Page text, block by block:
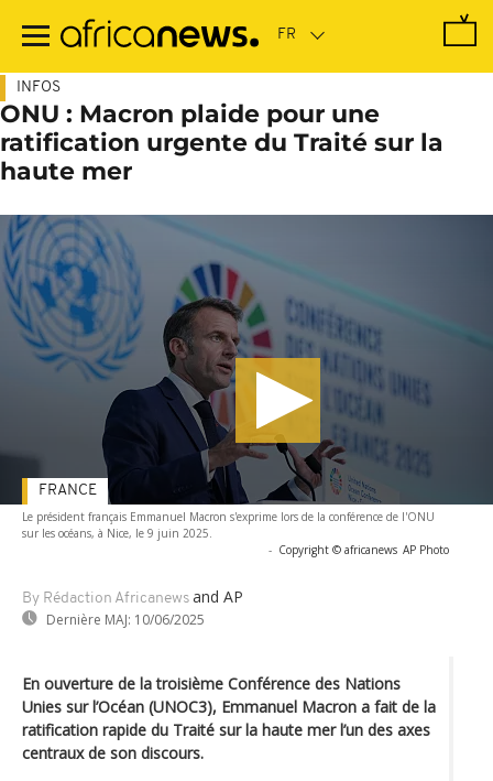
contenu
INFOS
ONU : Macron plaide pour une
ratification urgente du Traité sur la
haute mer
Le président français Emmanuel Macron s'exprime lors de la conférence de l'ONU
sur les océans, à Nice, le 9 juin 2025.
- Copyright © africanews AP Photo
By Rédaction Africanews and AP
Dernière MAJ: 10/06/2025
FRANCE
En ouverture de la troisième Conférence des Nations
Unies sur l’Océan (UNOC3), Emmanuel Macron a fait de la
ratification rapide du Traité sur la haute mer l’un des axes
centraux de son discours.